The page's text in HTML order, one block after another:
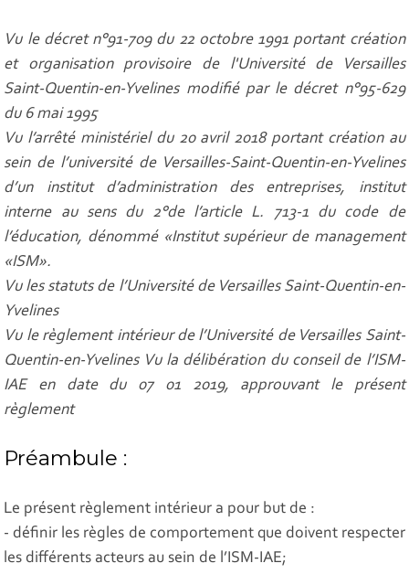
Vu le décret n°91-709 du 22 octobre 1991 portant création
et organisation provisoire de l'Université de Versailles
Saint-Quentin-en-Yvelines modifié par le décret n°95-629
du 6 mai 1995
Vu l’arrêté ministériel du 20 avril 2018 portant création au
sein de l’université de Versailles-Saint-Quentin-en-Yvelines
d’un institut d’administration des entreprises, institut
interne au sens du 2°de l’article L. 713-1 du code de
l’éducation, dénommé «Institut supérieur de management
«ISM».
Vu les statuts de l’Université de Versailles Saint-Quentin-en-
Yvelines
Vu le règlement intérieur de l’Université de Versailles Saint-
Quentin-en-Yvelines Vu la délibération du conseil de l’ISM-
IAE en date du 07 01 2019, approuvant le présent
règlement
Préambule :
Le présent règlement intérieur a pour but de :
- définir les règles de comportement que doivent respecter
les différents acteurs au sein de l’ISM-IAE;